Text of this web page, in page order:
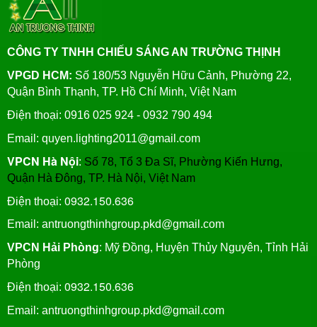
CÔNG TY TNHH CHIẾU SÁNG AN TRƯỜNG THỊNH
VPGD HCM: Số 180/53 Nguyễn Hữu Cảnh, Phường 22,
Quận Bình Thạnh, TP. Hồ Chí Minh, Việt Nam
Điện thoại: 0916 025 924 - 0932 790 494
Email: quyen.lighting2011@gmail.com
VPCN Hà Nội: Số 78, Tổ 3 Đa Sĩ, Phường Kiến Hưng,
Quận Hà Đông, TP. Hà Nội, Việt Nam
Điện thoại: 0932.150.636
Email: antruongthinhgroup.pkd@gmail.com
VPCN Hải Phòng: Mỹ Đồng, Huyện Thủy Nguyên, Tỉnh Hải
Phòng
Điện thoại: 0932.150.636
Email: antruongthinhgroup.pkd@gmail.com